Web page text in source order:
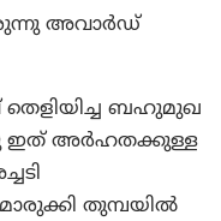
അവാർഡ്
തെളിയിച്ച ബഹുമുഖ
ഇത് അർഹതക്കുള്ള
തുമ്പയിൽ